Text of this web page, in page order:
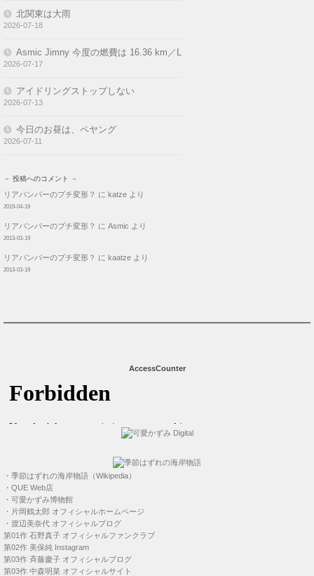
北関東は大雨
2026-07-18
Asmic Jimny 今度の燃費は 16.36 km／L
2026-07-17
アイドリングストップしない
2026-07-13
今日のお昼は、ペヤング
2026-07-11
－ 投稿へのコメント －
リアバンパーのプチ変形？ に katze より
2019-04-19
リアバンパーのプチ変形？ に Asmic より
2013-03-19
リアバンパーのプチ変形？ に kaatze より
2013-03-19
AccessCounter
・ 季節はずれの海岸物語（Wikipedia）
・ QUE Web店
・ 可愛かずみ博物館
・ 片岡鶴太郎 オフィシャルホームページ
・ 渡辺美奈代 オフィシャルブログ
第01作 石野真子 オフィシャルファンクラブ
第02作 美保純 Instagram
第03作 斉藤慶子 オフィシャルブログ
第03作 中森明菜 オフィシャルサイト